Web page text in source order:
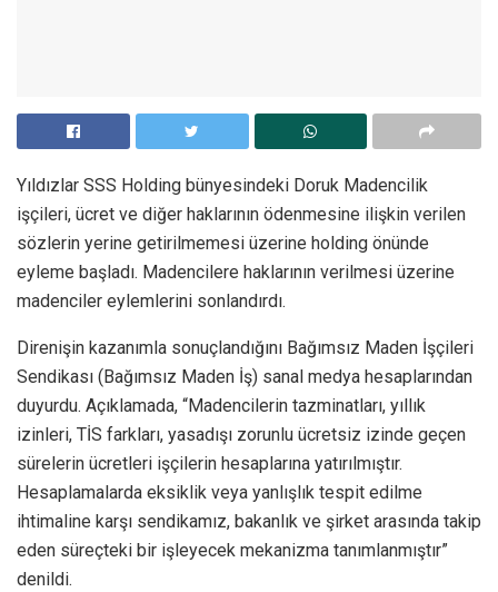
Yıldızlar SSS Holding bünyesindeki Doruk Madencilik
işçileri, ücret ve diğer haklarının ödenmesine ilişkin verilen
sözlerin yerine getirilmemesi üzerine holding önünde
eyleme başladı. Madencilere haklarının verilmesi üzerine
madenciler eylemlerini sonlandırdı.
Direnişin kazanımla sonuçlandığını Bağımsız Maden İşçileri
Sendikası (Bağımsız Maden İş) sanal medya hesaplarından
duyurdu. Açıklamada, “Madencilerin tazminatları, yıllık
izinleri, TİS farkları, yasadışı zorunlu ücretsiz izinde geçen
sürelerin ücretleri işçilerin hesaplarına yatırılmıştır.
Hesaplamalarda eksiklik veya yanlışlık tespit edilme
ihtimaline karşı sendikamız, bakanlık ve şirket arasında takip
eden süreçteki bir işleyecek mekanizma tanımlanmıştır”
denildi.